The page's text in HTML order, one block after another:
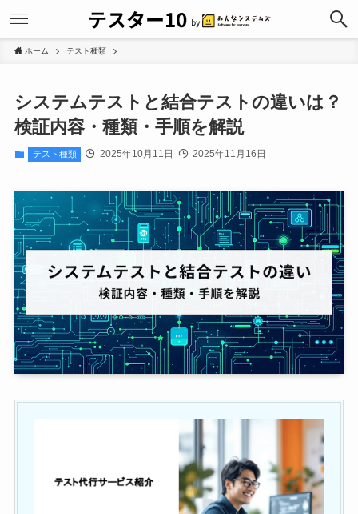
ホーム テスト種類
システムテストと結合テストの違いは？
検証内容・種類・手順を解説
テスト種類 2025年10月11日 2025年11月16日